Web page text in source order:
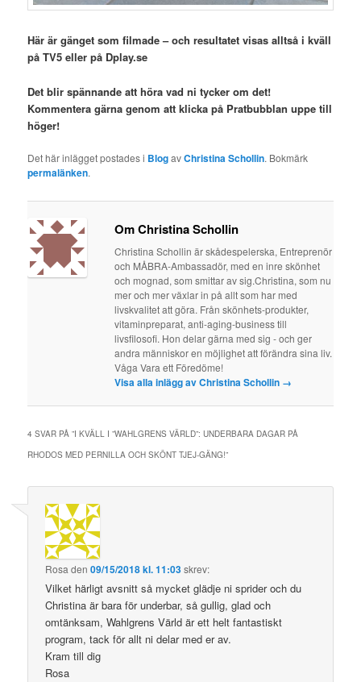
Här är gänget som filmade – och resultatet visas alltså i kväll
på TV5 eller på Dplay.se
Det blir spännande att höra vad ni tycker om det!
Kommentera gärna genom att klicka på Pratbubblan uppe till
höger!
Det här inlägget postades i BlogavChristina Schollin. Bokmärk
permalänken.
Om Christina Schollin
Christina Schollin är skådespelerska, Entreprenör
och MÅBRA-Ambassadör, med en inre skönhet
och mognad, som smittar av sig.Christina, som nu
mer och mer växlar in på allt som har med
livskvalitet att göra. Från skönhets-produkter,
vitaminpreparat, anti-aging-business till
livsfilosofi. Hon delar gärna med sig - och ger
andra människor en möjlighet att förändra sina liv.
Våga Vara ett Föredöme!
Visa alla inlägg av Christina Schollin →
4 SVAR PÅ ”I KVÄLL I ”WAHLGRENS VÄRLD”: UNDERBARA DAGAR PÅ
RHODOS MED PERNILLA OCH SKÖNT TJEJ-GÄNG!”
Rosa den09/15/2018 kl. 11:03skrev:
Vilket härligt avsnitt så mycket glädje ni sprider och du
Christina är bara för underbar, så gullig, glad och
omtänksam, Wahlgrens Värld är ett helt fantastiskt
program, tack för allt ni delar med er av.
Kram till dig
Rosa